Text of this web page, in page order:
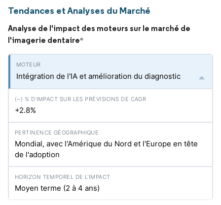
Tendances et Analyses du Marché
Analyse de l'impact des moteurs sur le marché de
l'imagerie dentaire*
Intégration de l'IA et amélioration du diagnostic
+2.8%
Mondial, avec l'Amérique du Nord et l'Europe en tête
de l'adoption
Moyen terme (2 à 4 ans)